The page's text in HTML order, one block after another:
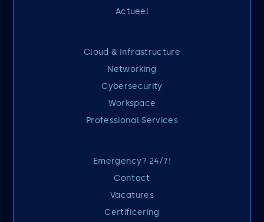
Actueel
Cloud & Infrastructure
Networking
Cybersecurity
Workspace
Professional Services
Emergency? 24/7!
Contact
Vacatures
Certificering